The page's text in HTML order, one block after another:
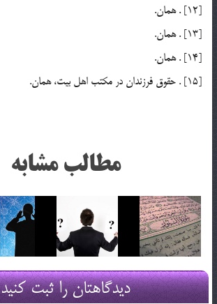
[12] . همان.
[13] . همان.
[14] . همان.
[15] . حقوق فرزندان در مكتب اهل بيت، همان.
مطالب مشابه
دیدگاهتان را ثبت کنید